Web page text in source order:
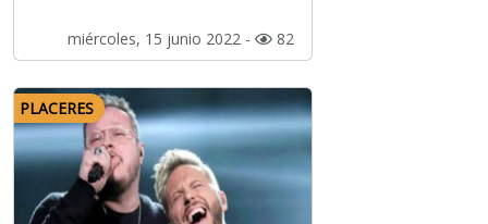
miércoles, 15 junio 2022 - 82
PLACERES